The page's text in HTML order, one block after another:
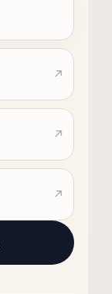
↗
↗
↗